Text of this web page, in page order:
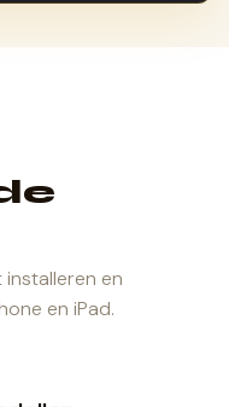
en
en iPad.